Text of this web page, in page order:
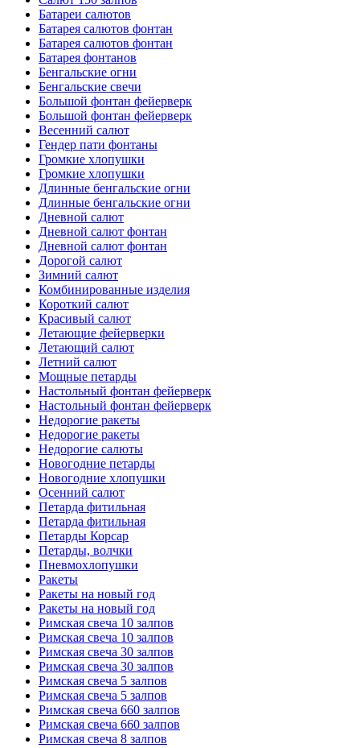
Батареи салютов
Батарея салютов фонтан
Батарея салютов фонтан
Батарея фонтанов
Бенгальские огни
Бенгальские свечи
Большой фонтан фейерверк
Большой фонтан фейерверк
Весенний салют
Гендер пати фонтаны
Громкие хлопушки
Громкие хлопушки
Длинные бенгальские огни
Длинные бенгальские огни
Дневной салют
Дневной салют фонтан
Дневной салют фонтан
Дорогой салют
Зимний салют
Комбинированные изделия
Короткий салют
Красивый салют
Летающие фейерверки
Летающий салют
Летний салют
Мощные петарды
Настольный фонтан фейерверк
Настольный фонтан фейерверк
Недорогие ракеты
Недорогие ракеты
Недорогие салюты
Новогодние петарды
Новогодние хлопушки
Осенний салют
Петарда фитильная
Петарда фитильная
Петарды Корсар
Петарды, волчки
Пневмохлопушки
Ракеты
Ракеты на новый год
Ракеты на новый год
Римская свеча 10 залпов
Римская свеча 10 залпов
Римская свеча 30 залпов
Римская свеча 30 залпов
Римская свеча 5 залпов
Римская свеча 5 залпов
Римская свеча 660 залпов
Римская свеча 660 залпов
Римская свеча 8 залпов